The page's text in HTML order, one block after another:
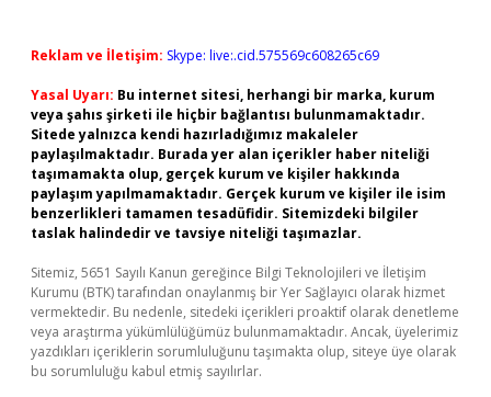
Reklam ve İletişim: Skype: live:.cid.575569c608265c69
Yasal Uyarı: Bu internet sitesi, herhangi bir marka, kurum
veya şahıs şirketi ile hiçbir bağlantısı bulunmamaktadır.
Sitede yalnızca kendi hazırladığımız makaleler
paylaşılmaktadır. Burada yer alan içerikler haber niteliği
taşımamakta olup, gerçek kurum ve kişiler hakkında
paylaşım yapılmamaktadır. Gerçek kurum ve kişiler ile isim
benzerlikleri tamamen tesadüfidir. Sitemizdeki bilgiler
taslak halindedir ve tavsiye niteliği taşımazlar.
Sitemiz, 5651 Sayılı Kanun gereğince Bilgi Teknolojileri ve İletişim
Kurumu (BTK) tarafından onaylanmış bir Yer Sağlayıcı olarak hizmet
vermektedir. Bu nedenle, sitedeki içerikleri proaktif olarak denetleme
veya araştırma yükümlülüğümüz bulunmamaktadır. Ancak, üyelerimiz
yazdıkları içeriklerin sorumluluğunu taşımakta olup, siteye üye olarak
bu sorumluluğu kabul etmiş sayılırlar.